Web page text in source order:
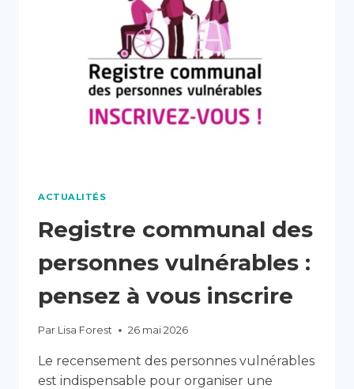
POUR
L’ANNÉE
2026-
2027
ACTUALITÉS
Registre communal des
personnes vulnérables :
pensez à vous inscrire
Par Lisa Forest 26 mai 2026
Le recensement des personnes vulnérables
est indispensable pour organiser une